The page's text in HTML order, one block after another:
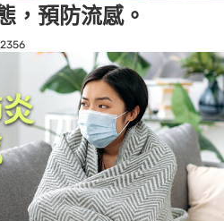
，預防流感。